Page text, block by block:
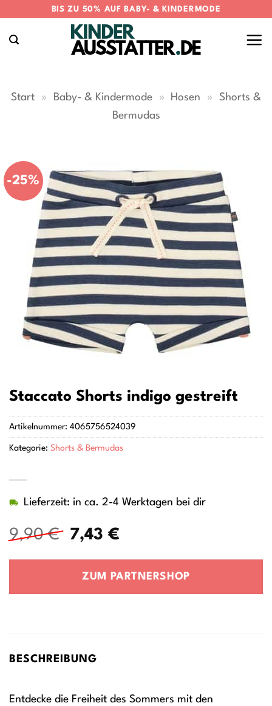
springen
BIS ZU 50% AUF BABY- & KINDERMODE
Start » Baby- & Kindermode » Hosen »
Shorts &
Bermudas
-25%
Staccato Shorts indigo gestreift
9,90€
Ursprünglicher
war:
7,43 €Aktueller
ist:
Lieferzeit: in ca. 2-4 Werktagen bei dir
ZUM PARTNERSHOP
Artikelnummer: 4065756524039
Kategorie: Shorts & Bermudas
BESCHREIBUNG
Entdecke die Freiheit des Sommers mit den